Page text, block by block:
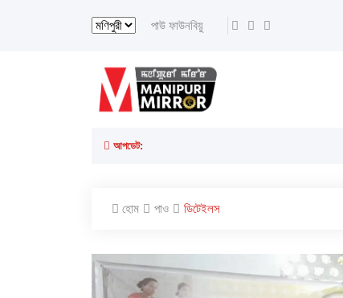
পাউ ফাউনবিয়ু
আপডেট:
হোম পাও ডিটেইলস